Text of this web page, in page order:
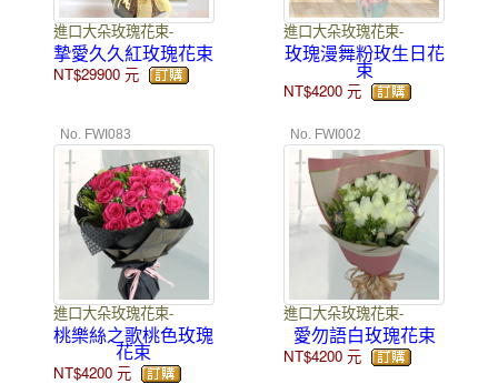
進口大朵玫瑰花束-
摯愛久久紅玫瑰花束
NT$29900元
進口大朵玫瑰花束-
玫瑰漫舞粉玫生日花
束
NT$4200 元
No. FWI083
進口大朵玫瑰花束-
桃樂絲之歌桃色玫瑰
花束
NT$4200元
No. FWI002
進口大朵玫瑰花束-
愛勿語白玫瑰花束
NT$4200 元